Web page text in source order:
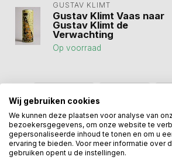
GUSTAV KLIMT
Gustav Klimt Vaas naar
Gustav Klimt de
Verwachting
Op voorraad
klimt (12) (10)
museumcollectie(80)
Wij gebruiken cookies
We kunnen deze plaatsen voor analyse van
bezoekersgegevens, om onze website te
gepersonaliseerde inhoud te tonen en om u
ervaring te bieden. Voor meer informatie over
gebruiken opent u de instellingen.